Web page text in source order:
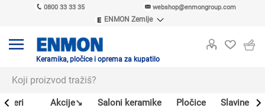
0800 33 33 35 webshop@enmongroup.com
ENMON Zemlje
ENMON MKD
Keramika, pločice i oprema za kupatilo
Akcije↘ Saloni keramike Pločice Slavine